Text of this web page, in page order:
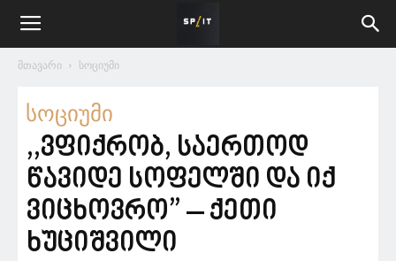
მთავარი სოციუმი
სოციუმი
,,ვფიქრობ, საერთოდ
წავიდე სოფელში და იქ
ვიცხოვრო” – ქეთი
ხუციშვილი